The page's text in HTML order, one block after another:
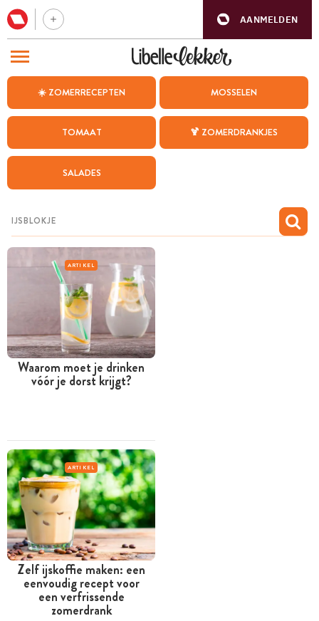
AANMELDEN
☀️ ZOMERRECEPTEN MOSSELEN
TOMAAT 🍹 ZOMERDRANKJES
SALADES
ARTIKEL
Waarom moet je drinken
vóór je dorst krijgt?
ARTIKEL
Zelf ijskoffie maken: een
eenvoudig recept voor
een verfrissende
zomerdrank
BEZOEK ONZE ANDERE WEBSITES
WEEKMENU
CHAT MET MAIA
MIJN BEWAARDE RECEPTEN